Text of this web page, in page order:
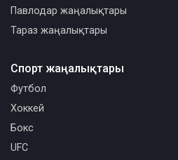
Павлодар жаңалықтары
Тараз жаңалықтары
Спорт жаңалықтары
Футбол
Хоккей
Бокс
UFC